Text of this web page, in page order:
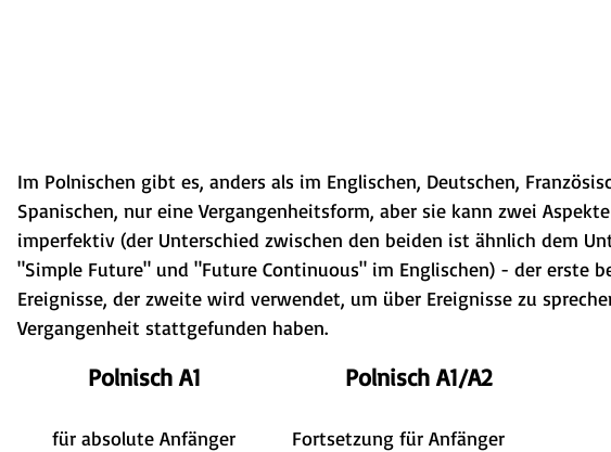
Im Polnischen gibt es, anders als im Englischen, Deutschen,
Spanischen, nur eine Vergangenheitsform, aber sie kann zwei
imperfektiv (der Unterschied zwischen den beiden ist ähnlich dem
"Simple Future" und "Future Continuous" im Englischen) - der erste
Ereignisse, der zweite wird verwendet, um über Ereignisse zu
Vergangenheit stattgefunden haben.
Polnisch A1
für absolute Anfänger
Polnisch A1/A2
Fortsetzung für Anfänger